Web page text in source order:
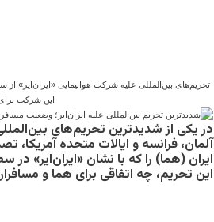
تحریم‌های بین‌المللی علیه شرکت هواپیمایی «ایران‌ایر» از
این شرکت
در یکی از شدیدترین تحریم‌های
آلمان، فرانسه و ایالات متحده
ایران (هما) را که با نشان «ایران‌ایر»
این تحریم، چه اتفاقی برای هما و